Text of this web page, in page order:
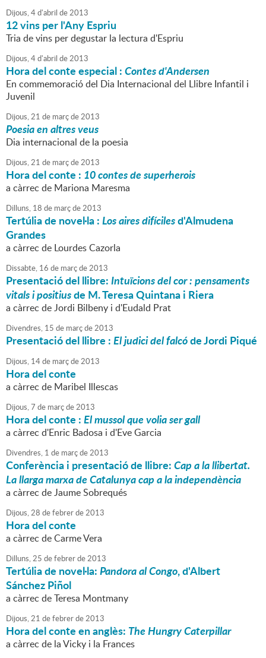
Dijous,4d'abril de2013
12 vins per l'Any Espriu
Tria de vins per degustar la lectura d'Espriu
Dijous,4d'abril de2013
Hora del conte especial :Contes d'Andersen
En commemoració del Dia Internacional del Llibre Infantil i
Juvenil
Dijous,21 de marçde2013
Poesia en altres veus
Dia internacional de la poesia
Dijous,21 de marçde2013
Hora del conte : 10 contes de superherois
a càrrec de Mariona Maresma
Dilluns, 18 de marçde2013
Tertúlia de novel·la :Los aires difícilesd'Almudena
Grandes
a càrrec de Lourdes Cazorla
Dissabte, 16 de marçde2013
Presentació del llibre:Intuïcions del cor : pensaments
vitals i positiusde M. Teresa Quintana i Riera
a càrrec de Jordi Bilbeny i d'Eudald Prat
Divendres, 15 de marçde2013
Presentació del llibre :El judici del falcóde Jordi Piqué
Dijous, 14de marçde2013
Hora del conte
a càrrec de Maribel Illescas
Dijous,7 de marçde2013
Hora del conte :El mussol que volia ser gall
a càrrec d'Enric Badosa i d'Eve Garcia
Divendres, 1 de marçde2013
Conferència i presentació de llibre:Cap a la llibertat.
La llarga marxa de Catalunya cap a la independència
a càrrec de Jaume Sobrequés
Dijous,28 defebrerde2013
Hora del conte
a càrrec de Carme Vera
Dilluns,25 defebrerde2013
Tertúlia de novel·la:Pandora al Congo, d'Albert
Sánchez Piñol
a càrrec de Teresa Montmany
Dijous,21 defebrerde2013
Hora del conte en anglès: The Hungry Caterpillar
a càrrec de la Vicky i la Frances